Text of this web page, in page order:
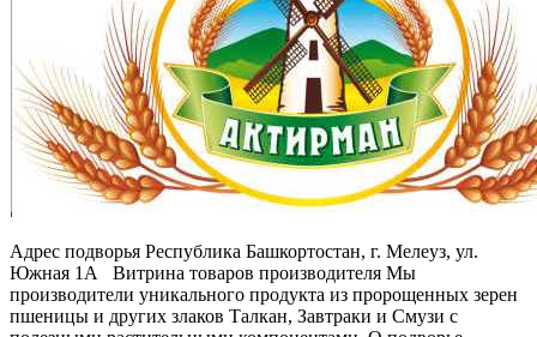
Адрес подворья Республика Башкортостан, г. Мелеуз, ул.
Южная 1А Витрина товаров производителя Мы
производители уникального продукта из пророщенных зерен
пшеницы и других злаков Талкан, Завтраки и Смузи с